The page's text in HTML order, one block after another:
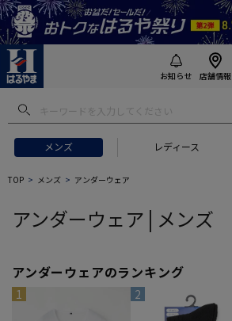
お知らせ 店舗情報
メンズ レディース
フトにおすすめ #セットアップ スーツ
TOP メンズ アンダーウェア
アンダーウェア | メンズ
アンダーウェアのランキング
1 2